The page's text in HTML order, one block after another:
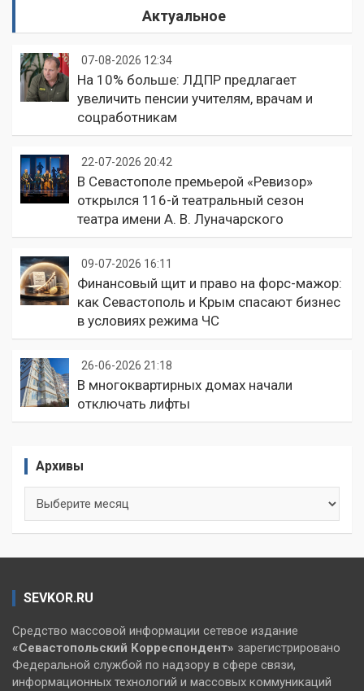
Актуальное
07-08-2026 12:34
На 10% больше: ЛДПР предлагает
увеличить пенсии учителям, врачам и
соцработникам
22-07-2026 20:42
В Севастополе премьерой «Ревизор»
открылся 116-й театральный сезон
театра имени А. В. Луначарского
09-07-2026 16:11
Финансовый щит и право на форс-мажор:
как Севастополь и Крым спасают бизнес
в условиях режима ЧС
26-06-2026 21:18
В многоквартирных домах начали
отключать лифты
Архивы
SEVKOR.RU
Средство массовой информации сетевое издание
«Севастопольский Корреспондент» зарегистрировано
Федеральной службой по надзору в сфере связи,
информационных технологий и массовых коммуникаций